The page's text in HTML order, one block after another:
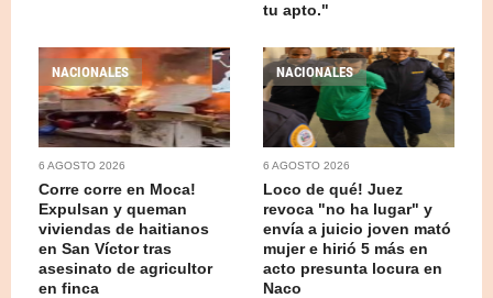
tu apto."
NACIONALES
6 AGOSTO 2026
Corre corre en Moca!
Expulsan y queman
viviendas de haitianos
en San Víctor tras
asesinato de agricultor
en finca
NACIONALES
6 AGOSTO 2026
Loco de qué! Juez
revoca "no ha lugar" y
envía a juicio joven mató
mujer e hirió 5 más en
acto presunta locura en
Naco